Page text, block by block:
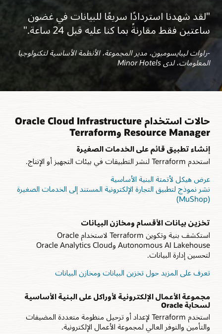
"لقد شهدنا استردادًا سريعًا للبيانات في غضون
ساعتين فقط مقارنةً بما كنا عليه قبل 24 ساعة."
-راوات ليبايسومبون، مدير المجموعة، الأنظمة الأساسية لتكنولوجيا
المعلومات، لدى Minor Hotels
حالات استخدام Oracle Cloud Infrastructure
Resource Manager وTerraform
إنشاء تطبيق قائم على الخدمات الصغيرة
استخدم Terraform لنشر التطبيقات في بيئات التجهيز أو الإنتاج.
عرض هيكل لأتمتة البنية الأساسية
نشر نموذج لتطبيق التجارة الإلكترونية المستند إلى الخدمات الصغيرة
(MuShop)
تخزين بيانات الأقسام ومخازن البيانات
استكشف بنية وتكوين Terraform لاستخدام Oracle
Autonomous AI Lakehouse وOracle Analytics Cloud
لتحسين إدارة البيانات.
تعرف على المزيد حول تخزين البيانات ومخازن البيانات
مجموعة الأعمال الإلكترونية لأوراكل على البنية الأساسية
لسحابة Oracle
استخدم Terraform لإعداد أو ترحيل منظومة متعددة المضيفات
والتأمين والتوفر العالي لمجموعة الأعمال الإلكترونية.